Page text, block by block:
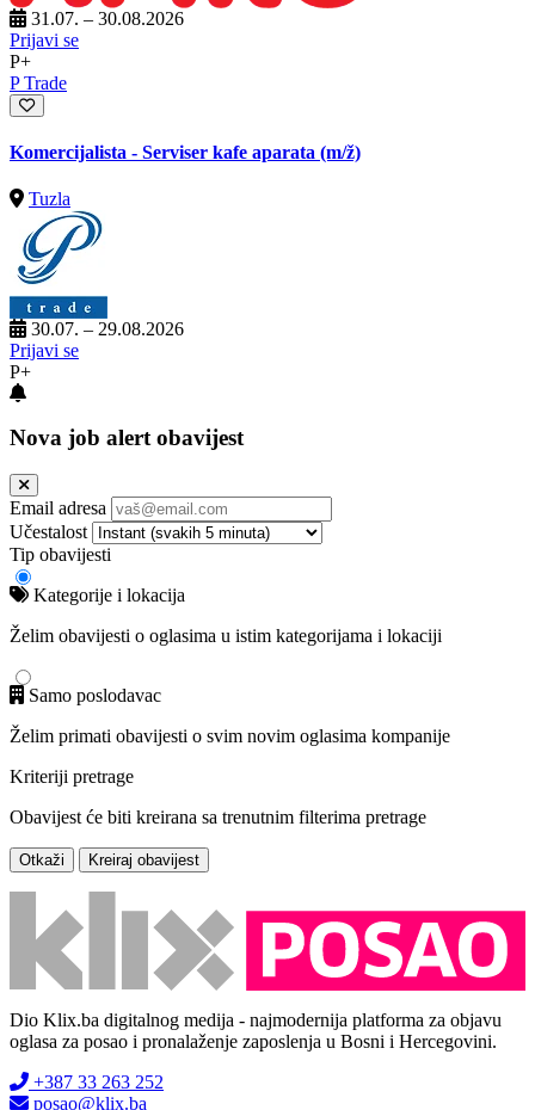
31.07. – 30.08.2026
Prijavi se
P+
P Trade
Komercijalista - Serviser kafe aparata (m/ž)
Tuzla
30.07. – 29.08.2026
Prijavi se
P+
Nova job alert obavijest
Email adresa
Učestalost
Tip obavijesti
Kategorije i lokacija
Želim obavijesti o oglasima u istim kategorijama i lokaciji
Samo poslodavac
Želim primati obavijesti o svim novim oglasima kompanije
Kriteriji pretrage
Obavijest će biti kreirana sa trenutnim filterima pretrage
Otkaži Kreiraj obavijest
Dio Klix.ba digitalnog medija - najmodernija platforma za objavu
oglasa za posao i pronalaženje zaposlenja u Bosni i Hercegovini.
+387 33 263 252
posao@klix.ba